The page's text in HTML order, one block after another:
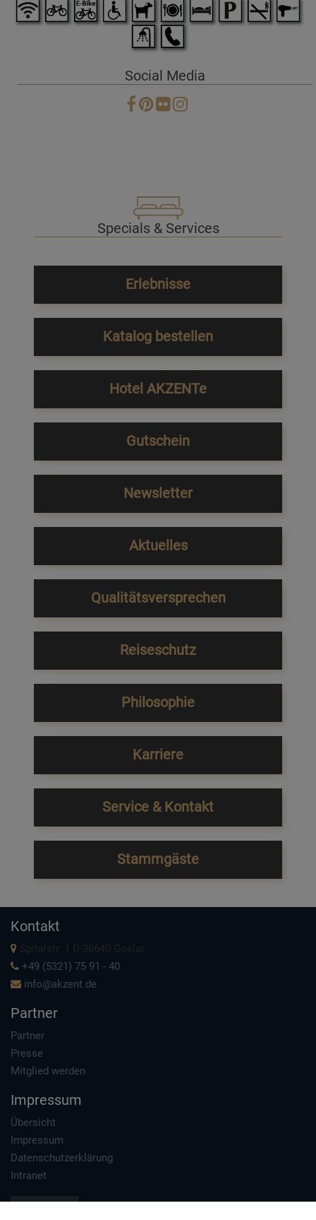
Social Media
Specials & Services
Erlebnisse
Katalog bestellen
Hotel AKZENTe
Gutschein
Newsletter
Aktuelles
Qualitätsversprechen
Reiseschutz
Philosophie
Karriere
Service & Kontakt
Stammgäste
Kontakt
Spitalstr. 1 D-38640 Goslar
+49 (5321) 75 91 - 40
info@akzent.de
Partner
Partner
Presse
Mitglied werden
Impressum
Übersicht
Impressum
Datenschutzerklärung
Intranet